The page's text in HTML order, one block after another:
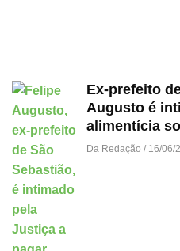
Ex-prefeito
Augusto é
alimentícia
Da Redação 16/06/